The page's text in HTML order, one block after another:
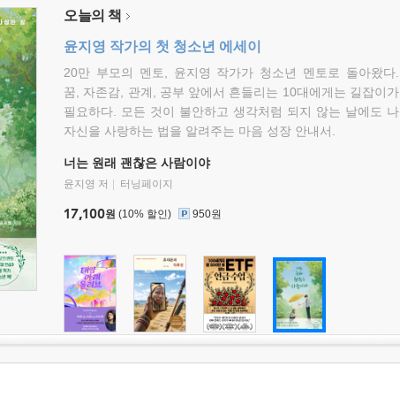
오늘의 책
윤지영 작가의 첫 청소년 에세이
20만 부모의 멘토, 윤지영 작가가 청소년 멘토로 돌아왔다.
꿈, 자존감, 관계, 공부 앞에서 흔들리는 10대에게는 길잡이가
필요하다. 모든 것이 불안하고 생각처럼 되지 않는 날에도 나
자신을 사랑하는 법을 알려주는 마음 성장 안내서.
너는 원래 괜찮은 사람이야
윤지영 저 터닝페이지
17,100원 (10% 할인) 950원